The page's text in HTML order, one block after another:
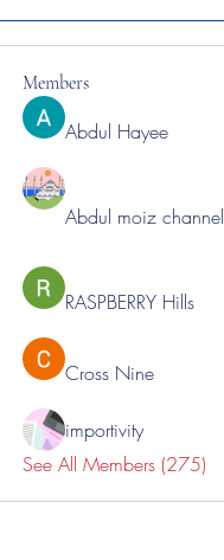
Members
Abdul Hayee
Abdul moiz channel
RASPBERRY Hills
Cross Nine
importivity
See All Members (275)